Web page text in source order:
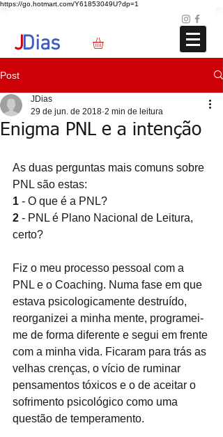
https://go.hotmart.com/Y61853049U?dp=1
JDias
Post
Enigma PNL e a intenção
JDias
29 de jun. de 2018 2 min de leitura
As duas perguntas mais comuns sobre
PNL são estas:
1 - O que é a PNL?
2 - PNL é Plano Nacional de Leitura,
certo?
Fiz o meu processo pessoal com a
PNL e o Coaching. Numa fase em que
estava psicologicamente destruído,
reorganizei a minha mente, programei-
me de forma diferente e segui em frente
com a minha vida. Ficaram para trás as
velhas crenças, o vício de ruminar
pensamentos tóxicos e o de aceitar o
sofrimento psicológico como uma
questão de temperamento.